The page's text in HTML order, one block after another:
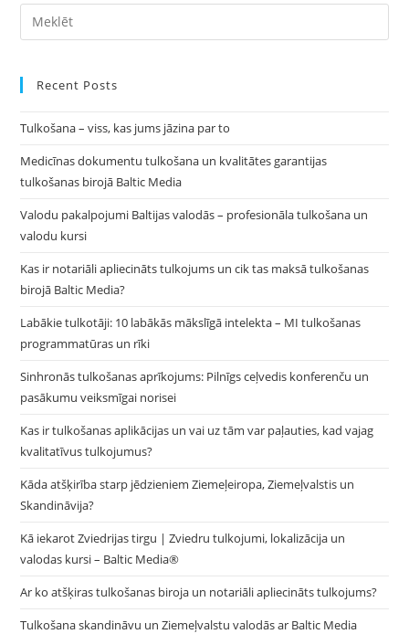
Recent Posts
Tulkošana – viss, kas jums jāzina par to
Medicīnas dokumentu tulkošana un kvalitātes garantijas
tulkošanas birojā Baltic Media
Valodu pakalpojumi Baltijas valodās – profesionāla tulkošana un
valodu kursi
Kas ir notariāli apliecināts tulkojums un cik tas maksā tulkošanas
birojā Baltic Media?
Labākie tulkotāji: 10 labākās mākslīgā intelekta – MI tulkošanas
programmatūras un rīki
Sinhronās tulkošanas aprīkojums: Pilnīgs ceļvedis konferenču un
pasākumu veiksmīgai norisei
Kas ir tulkošanas aplikācijas un vai uz tām var paļauties, kad vajag
kvalitatīvus tulkojumus?
Kāda atšķirība starp jēdzieniem Ziemeļeiropa, Ziemeļvalstis un
Skandināvija?
Kā iekarot Zviedrijas tirgu | Zviedru tulkojumi, lokalizācija un
valodas kursi – Baltic Media®
Ar ko atšķiras tulkošanas biroja un notariāli apliecināts tulkojums?
Tulkošana skandināvu un Ziemeļvalstu valodās ar Baltic Media